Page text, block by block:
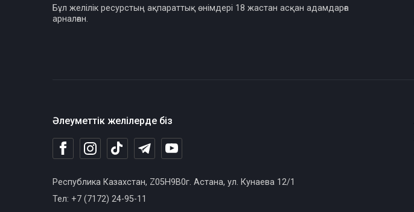
Бұл желілік ресурстың ақпараттық өнімдері 18 жастан асқан адамдарға
арналған.
Әлеуметтік желілерде біз
Республика Казахстан, Z05H9B0г. Астана, ул. Кунаева 12/1
Тел: +7 (7172) 24-95-11